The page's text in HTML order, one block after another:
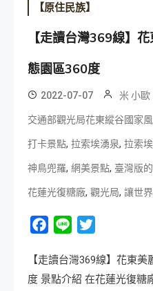
【原住民族】
【走讀台灣369線】
態園區360度
2022-07-07 米 小歐
交通部觀光局花東縱谷國家
打卡景點, 拉索埃湧泉, 拉索
神鳥兜羅, 網美景點, 臺灣版
花蓮光復糖廠, 觀光局, 讓世
Facebook
Line
【走讀台灣369線】花東
度 景點介紹 在花蓮光復糖